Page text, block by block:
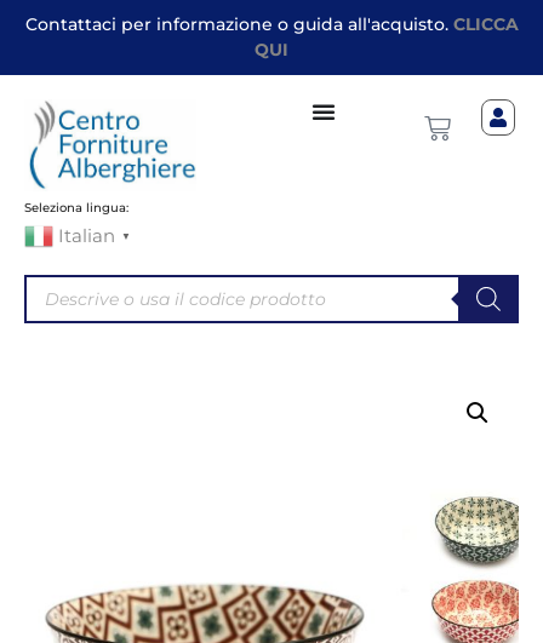
Contattaci per informazione o guida all'acquisto. CLICCA
QUI
Seleziona lingua:
Italian ▼